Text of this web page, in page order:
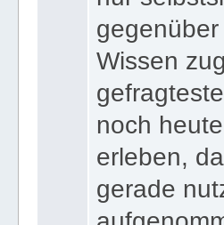
Wissen
noch
erleben,
gerade